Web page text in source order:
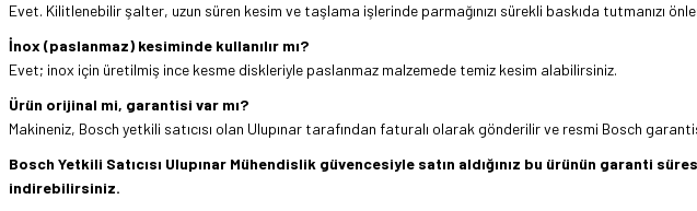
Evet. Kilitlenebilir şalter, uzun süren kesim ve taşlama işlerinde parmağınızı sürekli baskıda tutmanızı
İnox (paslanmaz) kesiminde kullanılır mı?
Evet; inox için üretilmiş ince kesme diskleriyle paslanmaz malzemede temiz kesim alabilirsiniz.
Ürün orijinal mi, garantisi var mı?
Makineniz, Bosch yetkili satıcısı olan Ulupınar tarafından faturalı olarak gönderilir ve resmi Bosch
Bosch Yetkili Satıcısı Ulupınar Mühendislik güvencesiyle satın aldığınız bu ürünün garanti
indirebilirsiniz.